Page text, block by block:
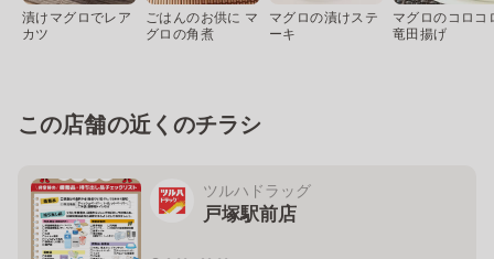
漬けマグロでレア
カツ
ごはんのお供に マ
グロの角煮
マグロの漬けステ
ーキ
マグロのコロコ
竜田揚げ
この店舗の近くのチラシ
ツルハドラッグ
戸塚駅前店